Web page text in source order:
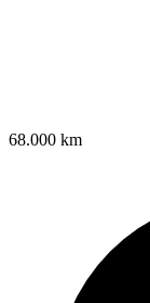
68.000 km